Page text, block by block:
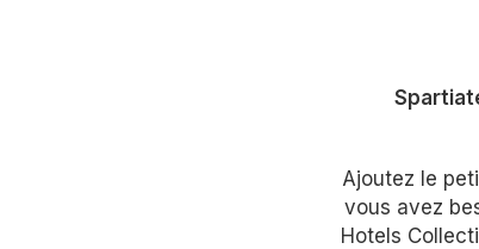
Ajoutez le
vous avez
Hotels